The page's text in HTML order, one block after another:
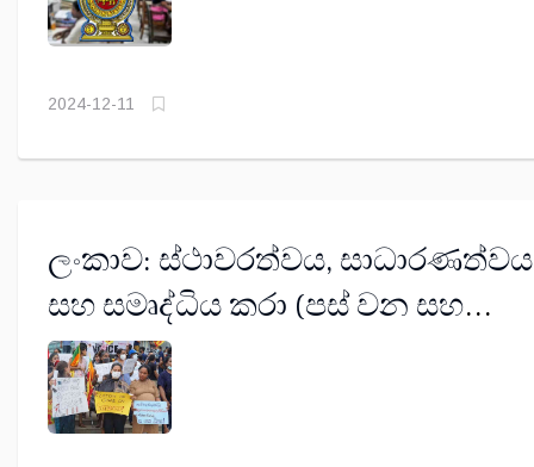
2024-12-11
ලංකාව: ස්ථාවරත්වය, සාධාරණත්වය
සහ සමෘද්ධිය කරා (පස් වන සහ
අවසාන කොටස)